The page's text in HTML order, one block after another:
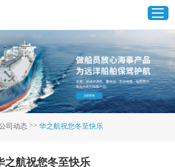
首页
产品中心
司动态 >>华之航祝您冬至快乐
之航祝您冬至快乐